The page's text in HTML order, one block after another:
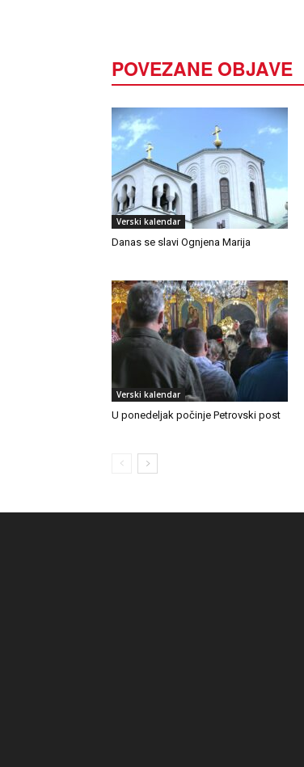
POVEZANE OBJAVE
Verski kalendar
Danas se slavi Ognjena Marija
Verski kalendar
U ponedeljak počinje Petrovski post